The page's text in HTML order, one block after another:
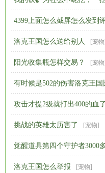
4399上面怎么截屏怎么发到
洛克王国怎么送给别人 [宠物]
阳光收集瓶怎样交易？ [宠物]
有时候是502的伤害洛克王
的英雄降700的血， [宠物]
攻击才提2级就打出400的血
挑战的英雄太历害了 [宠物]
觉醒道具第四个守护者3000
洛克王国怎么举报 [宠物]